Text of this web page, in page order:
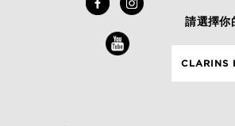
請選擇你
CLARINS